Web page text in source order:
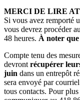
quantité
MERCI DE LIRE
Si vous avez remporté
vous devrez procéder
48 heures. À noter que
Compte tenu des
devront récupérer
juin dans un entrepôt
sera envoyé par
tous contacts. Pour